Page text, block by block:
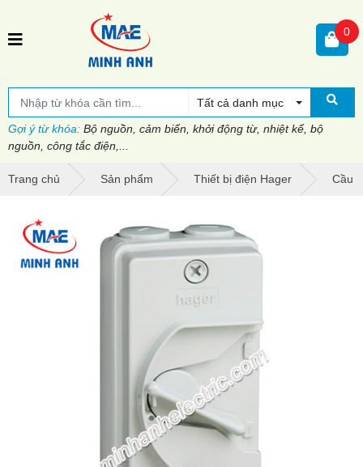
Tất cả danh mục
Gợi ý từ khóa: Bộ nguồn, cảm biến, khởi động từ, nhiệt kế, bộ
nguồn, công tắc điện,...
0
Trang chủ Sản phẩm Thiết bị điện Hager Cầu